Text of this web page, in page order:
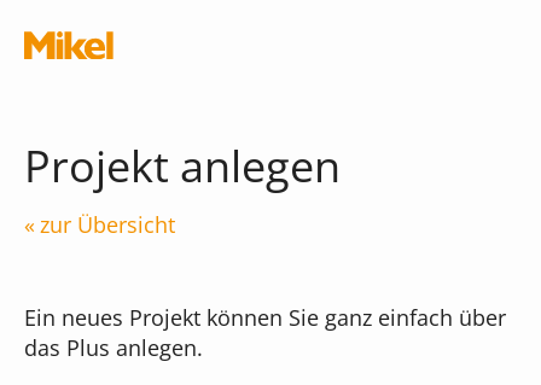
Schnittstellen
Die Musikschul-App
Projekt anlegen
zur Übersicht
Ein neues Projekt können Sie ganz einfach über
das Plus anlegen.